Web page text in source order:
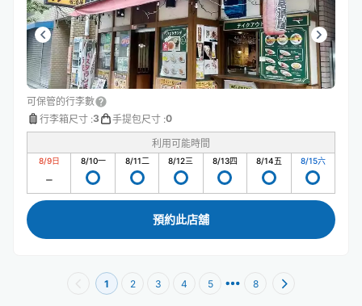
可保管的行李數
行李箱尺寸 :3 手提包尺寸 :0
利用可能時間
8/9日 8/10一 8/11二 8/12三 8/13四 8/14五 8/15六
預約此店舖
1 2 3 4 5 8